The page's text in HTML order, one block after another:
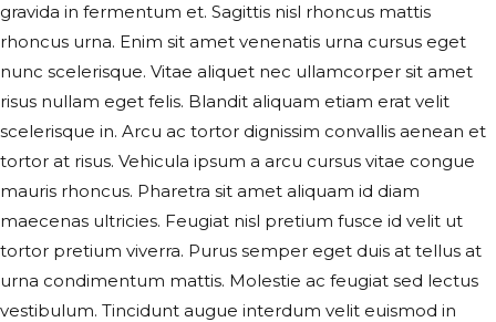
gravida in fermentum et. Sagittis nisl rhoncus mattis
rhoncus urna. Enim sit amet venenatis urna cursus eget
nunc scelerisque. Vitae aliquet nec ullamcorper sit amet
risus nullam eget felis. Blandit aliquam etiam erat velit
scelerisque in. Arcu ac tortor dignissim convallis aenean et
tortor at risus. Vehicula ipsum a arcu cursus vitae congue
mauris rhoncus. Pharetra sit amet aliquam id diam
maecenas ultricies. Feugiat nisl pretium fusce id velit ut
tortor pretium viverra. Purus semper eget duis at tellus at
urna condimentum mattis. Molestie ac feugiat sed lectus
vestibulum. Tincidunt augue interdum velit euismod in
НАПИСАТИ IВАНЦI